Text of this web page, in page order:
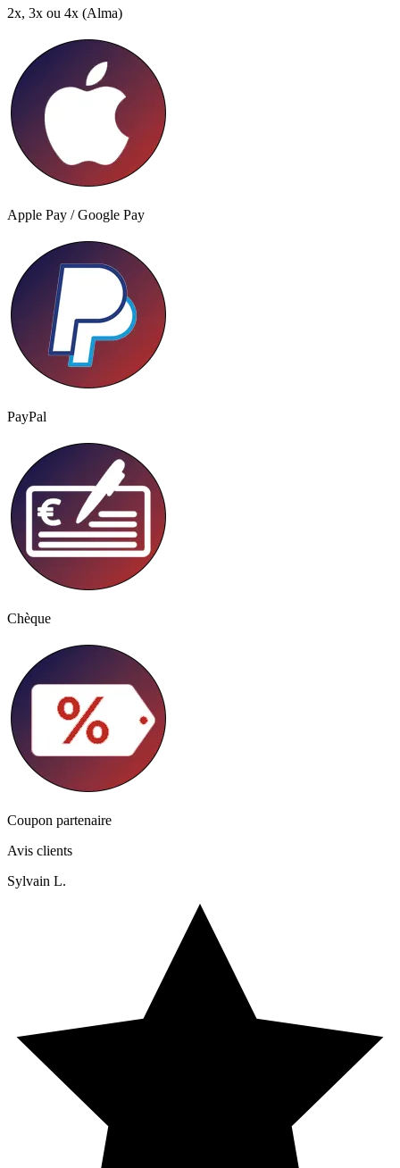
2x, 3x ou 4x (Alma)
Apple Pay / Google Pay
PayPal
Chèque
Coupon partenaire
Avis clients
Sylvain L.